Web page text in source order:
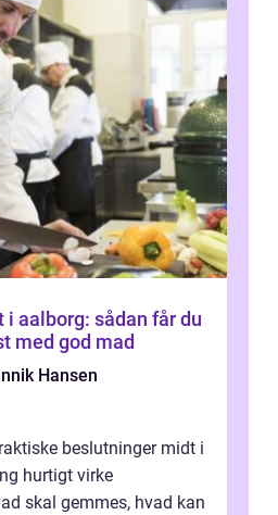
i aalborg: sådan får du
med god mad
Hansen
beslutninger midt i
hurtigt virke
skal gemmes, hvad kan